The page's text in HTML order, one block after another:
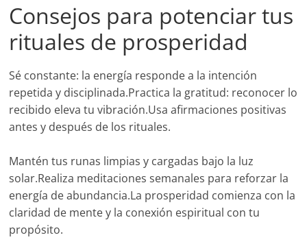
Consejos para potenciar tus
rituales de prosperidad
Sé constante: la energía responde a la intención
repetida y disciplinada.Practica la gratitud: reconocer lo
recibido eleva tu vibración.Usa afirmaciones positivas
antes y después de los rituales.
Mantén tus runas limpias y cargadas bajo la luz
solar.Realiza meditaciones semanales para reforzar la
energía de abundancia.La prosperidad comienza con la
claridad de mente y la conexión espiritual con tu
propósito.